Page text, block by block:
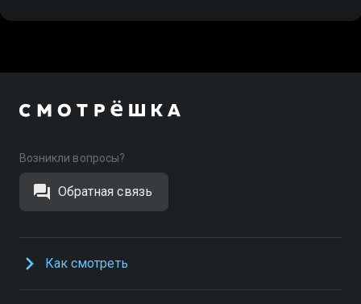
Возникли вопросы?
Обратная связь
Как смотреть